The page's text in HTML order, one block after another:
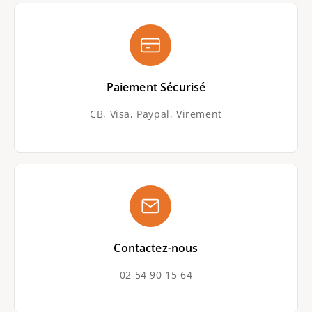
utiliser la fleur à tige dans un soliflore, un vase
tube, ou en bouquets. Les tiges de nos fleurs
artificielles peuvent être coupées, il vous
coupante. Les avantages desfleurs
pas d'allergie, une durée de vie de plusieurs
décoration florale.
LE CONSEIL DE L'EXPERT DE LA VÉGÉTATION
Fleur artificielle Anthurium - décoration
florale - H. 58 cm rouge
confectionner facilement des compositions
intérieur ou pour un événement (mariage,
Paiement Sécurisé
CB, Visa, Paypal, Virement
Contactez-nous
02 54 90 15 64